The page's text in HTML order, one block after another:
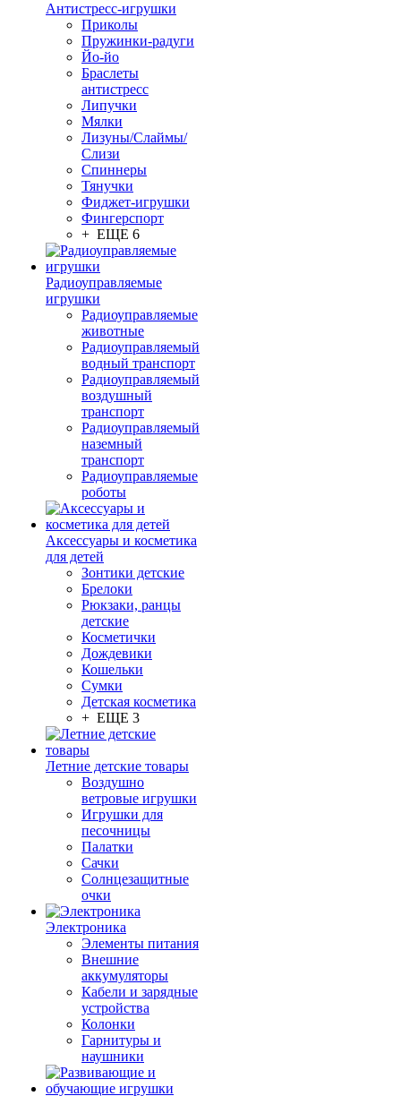
Антистресс-игрушки
Приколы
Пружинки-радуги
Йо-йо
Браслеты
антистресс
Липучки
Мялки
Лизуны/Слаймы/
Слизи
Спиннеры
Тянучки
Фиджет-игрушки
Фингерспорт
+ ЕЩЕ 6
Радиоуправляемые
игрушки
Радиоуправляемые
животные
Радиоуправляемый
водный транспорт
Радиоуправляемый
воздушный
транспорт
Радиоуправляемый
наземный
транспорт
Радиоуправляемые
роботы
Аксессуары и косметика
для детей
Зонтики детские
Брелоки
Рюкзаки, ранцы
детские
Косметички
Дождевики
Кошельки
Сумки
Детская косметика
+ ЕЩЕ 3
Летние детские товары
Воздушно
ветровые игрушки
Игрушки для
песочницы
Палатки
Сачки
Солнцезащитные
очки
Электроника
Элементы питания
Внешние
аккумуляторы
Кабели и зарядные
устройства
Колонки
Гарнитуры и
наушники